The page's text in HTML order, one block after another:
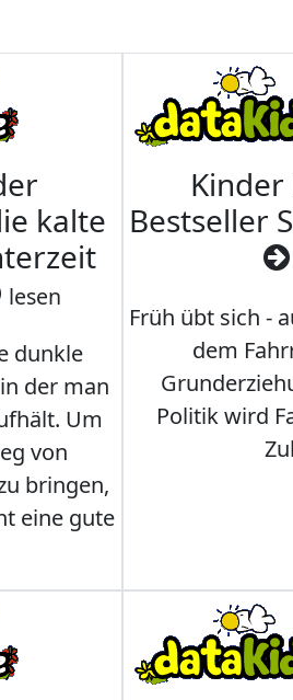
kalte
lesen
dunkle
der man
Um
von
bringen,
eine gute
Bestseller
Früh übt sich -
dem
Politik wird